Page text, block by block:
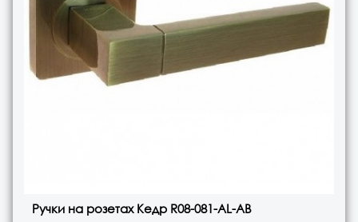
Ручки на розетах Кедр R08-081-AL-AB